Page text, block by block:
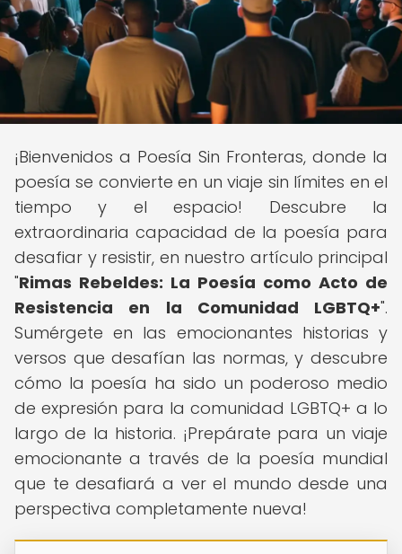
¡Bienvenidos a Poesía Sin Fronteras, donde la
poesía se convierte en un viaje sin límites en el
tiempo y el espacio! Descubre la
extraordinaria capacidad de la poesía para
desafiar y resistir, en nuestro artículo principal
"Rimas Rebeldes: La Poesía como Acto de
Resistencia en la Comunidad LGBTQ+".
Sumérgete en las emocionantes historias y
versos que desafían las normas, y descubre
cómo la poesía ha sido un poderoso medio
de expresión para la comunidad LGBTQ+ a lo
largo de la historia. ¡Prepárate para un viaje
emocionante a través de la poesía mundial
que te desafiará a ver el mundo desde una
perspectiva completamente nueva!